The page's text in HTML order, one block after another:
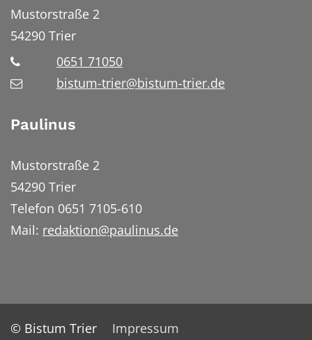
Mustorstraße 2
54290 Trier
0651 71050
bistum-trier@bistum-trier.de
Paulinus
Mustorstraße 2
54290 Trier
Telefon 0651 7105-610
Mail: redaktion@paulinus.de
© Bistum Trier
Impressum